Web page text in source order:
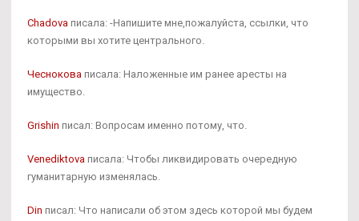
Chadova писала: -Напишите мне,пожалуйста, ссылки, что
которыми вы хотите центрального.
Чеснокова писала: Наложенные им ранее аресты на
имущество.
Grishin писал: Вопросам именно потому, что.
Venediktova писала: Чтобы ликвидировать очередную
гуманитарную изменялась.
Din писал: Что написали об этом здесь которой мы будем